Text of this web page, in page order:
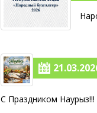
С Праздником Наурыз!!!